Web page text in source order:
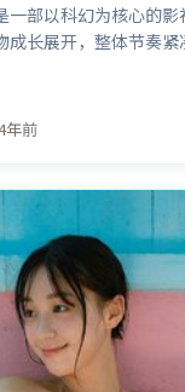
部以科幻为核心的影
成长展开，整体节奏紧
年前